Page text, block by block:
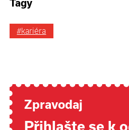
Tagy
#kariéra
Zpravodaj
Přihlašte se k